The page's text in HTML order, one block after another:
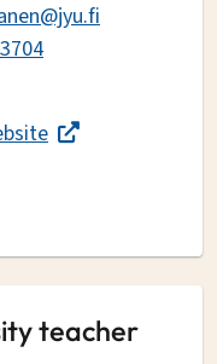
teacher